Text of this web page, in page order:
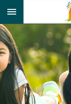
跳到主要內容區塊